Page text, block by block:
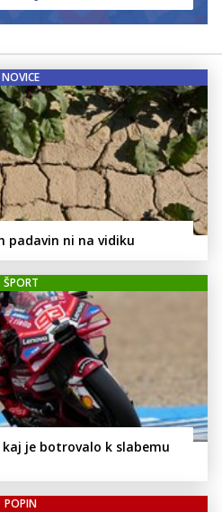
NOVICE
padavin ni na vidiku
ŠPORT
je botrovalo k slabemu
POPIN